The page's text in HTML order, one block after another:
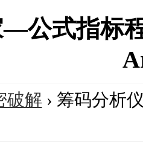
—公式指标
破解 › 筹码分析